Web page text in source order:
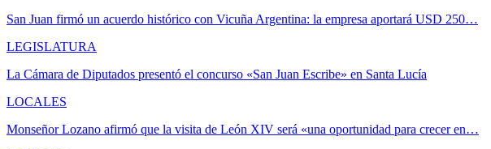
San Juan firmó un acuerdo histórico con Vicuña Argentina: la empresa aportará USD 250…
LEGISLATURA
La Cámara de Diputados presentó el concurso «San Juan Escribe» en Santa Lucía
LOCALES
Monseñor Lozano afirmó que la visita de León XIV será «una oportunidad para crecer en…